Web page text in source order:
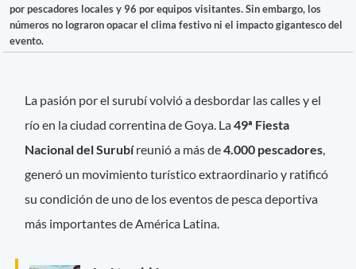
por pescadores locales y 96 por equipos visitantes. Sin embargo, los
números no lograron opacar el clima festivo ni el impacto gigantesco del
evento.
La pasión por el surubí volvió a desbordar las calles y el
río en la ciudad correntina de Goya. La49ª Fiesta
Nacional del Surubíreunió a más de4.000 pescadores
generó un movimiento turístico extraordinario y ratificó
su condición de uno de los eventos de pesca deportiva
más importantes de América Latina.